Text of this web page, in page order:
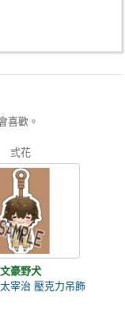
喜歡。
弎花
文豪野犬
宰治 壓克力吊飾